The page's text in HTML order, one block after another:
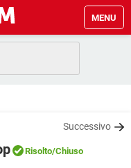
MENU
Successivo
Risolto/Chiuso